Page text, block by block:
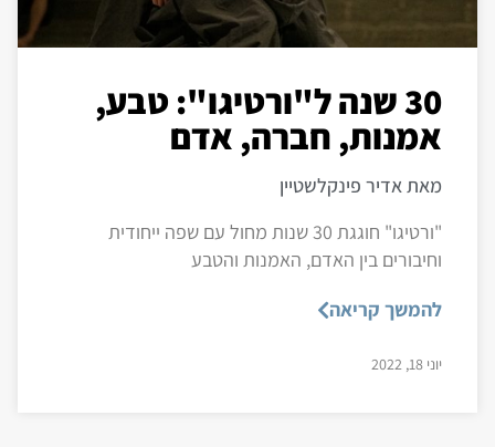
30 שנה ל"ורטיגו": טבע,
אמנות, חברה, אדם
מאת אדיר פינקלשטיין
"ורטיגו" חוגגת 30 שנות מחול עם שפה ייחודית
וחיבורים בין האדם, האמנות והטבע
להמשך קריאה
יוני 18, 2022